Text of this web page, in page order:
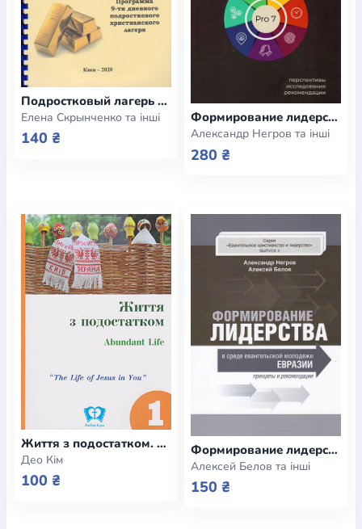
Подростковый лагерь #ЯGOLD. Программа 9-ти дневного подросткового христианского лагеря
Елена Скрынченко та інші
140 ₴
Формирование лидерства среди подростков. Христианское подростковое служение в Украине. Перспективы. Исследования. Рекомендации
Александр Негров та інші
280 ₴
Життя з подостатком. "Життя Ісуса в тобі". Книга 1. Посібник для студентів
Део Кім
100 ₴
Формирование лидерства в среде евангельской молодежи Евразии. Принципы и рекомендации
Алексей Белов та інші
150 ₴